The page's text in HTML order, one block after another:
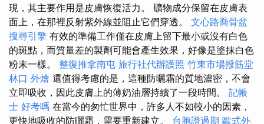
現，其主要作用是皮膚恢復活力。 礦物成分保留在皮膚表
面上，在那裡反射紫外線並阻止它們穿透。 文心路喬骨盆
搜尋引擎 有效的準備工作僅在皮膚上留下最小或沒有白色
的斑點，而質量差的製劑可能會產生效果，好像是塗抹白色
粉末一樣。 整復推拿南屯 旅行社代辦護照 竹東市場撥筋堂
林口 外燴 還值得考慮的是，這種防曬霜的質地濃密，不會
立即吸收，因此皮膚上的薄奶油層持續了一段時間。 記帳
士 好考嗎 在當今的匆忙世界中，許多人不如較小的因素，
更快地吸收的防曬霜，需要重新建立。 台胞證過期 歐式外